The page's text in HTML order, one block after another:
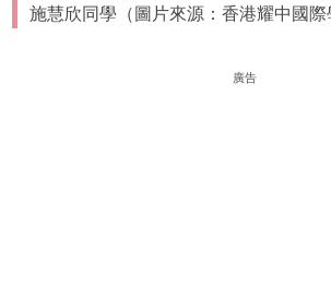
施慧欣同學（圖片來源：香港耀中國際
廣告